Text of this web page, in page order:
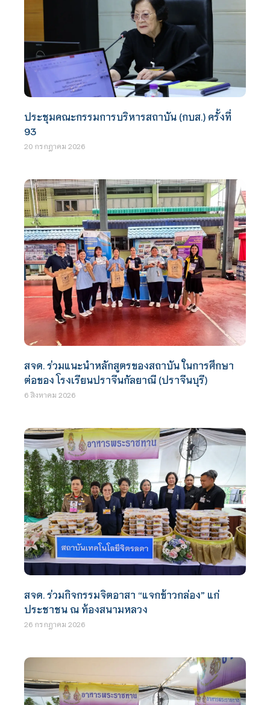
ประชุมคณะกรรมการบริหารสถาบัน (กบส.) ครั้งที่
93
20 กรกฎาคม 2026
สจด. ร่วมแนะนำหลักสูตรของสถาบัน ในการศึกษา
ต่อของ โรงเรียนปราจีนกัลยาณี (ปราจีนบุรี)
6 สิงหาคม 2026
สจด. ร่วมกิจกรรมจิตอาสา “แจกข้าวกล่อง” แก่
ประชาชน ณ ท้องสนามหลวง
26 กรกฎาคม 2026